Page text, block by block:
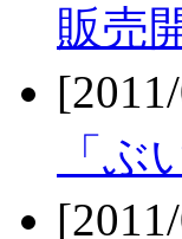
販売
「ぶ